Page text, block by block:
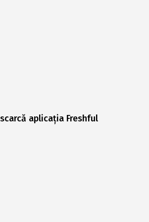
aplicația Freshful